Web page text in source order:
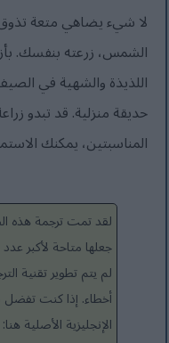
لا شيء يضاهي متعة
الشمس، زرعته بنفسك.
اللذيذة والشهية في
حديقة منزلية. قد تبدو
المناسبتين، يمكنك
لقد تمت ترجمة هذه
جعلها متاحة لأكبر
لم يتم تطوير تقنية
أخطاء. إذا كنت
الإنجليزية الأصلية هنا: